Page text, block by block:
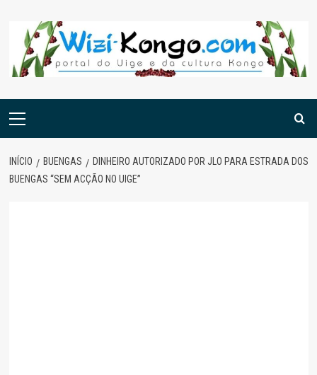
content
Menu
INÍCIO BUENGAS
DINHEIRO AUTORIZADO POR JLO PARA ESTRADA DOS
BUENGAS “SEM ACÇÃO NO UIGE”